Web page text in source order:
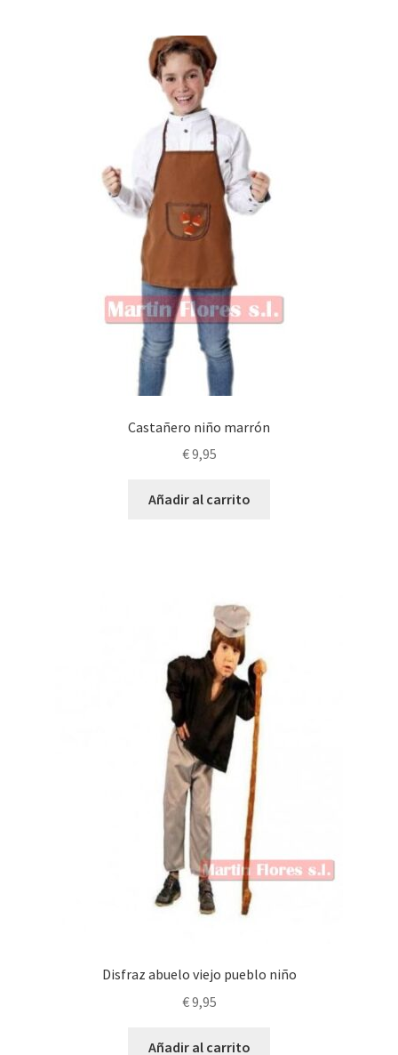
Castañero niño marrón
€9,95
Añadir al carrito
Disfraz abuelo viejo pueblo niño
€9,95
Añadir al carrito